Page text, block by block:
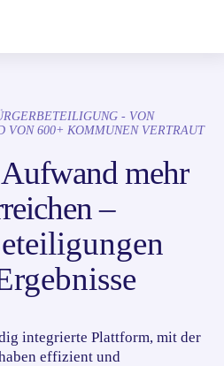
- VON
VON 600+ KOMMUNEN VERTRAUT
mehr
–
integrierte Plattform, mit der
effizient und